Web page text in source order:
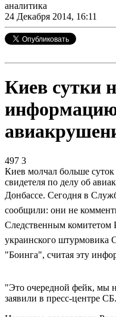
аналитика
24 Декабря 2014, 16:11
Киев сутки
информацию
497 3
Киев молчал больше
свидетеля по делу об
Донбассе. Сегодня в
сообщили: они не
Следственным комитетом
украинского штурмовика
"Боинга", считая эту
"Это очередной фейк, мы
заявили в пресс-центре СБ.